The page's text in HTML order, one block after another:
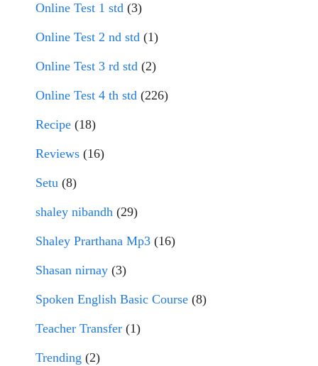
Online Test 1 std (3)
Online Test 2 nd std (1)
Online Test 3 rd std (2)
Online Test 4 th std (226)
Recipe (18)
Reviews (16)
Setu (8)
shaley nibandh (29)
Shaley Prarthana Mp3 (16)
Shasan nirnay (3)
Spoken English Basic Course (8)
Teacher Transfer (1)
Trending (2)